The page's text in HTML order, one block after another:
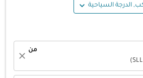
expand_more
من
close